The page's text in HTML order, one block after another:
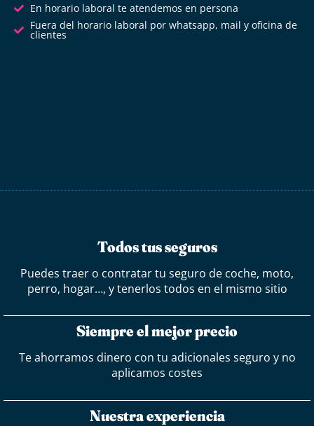
En horario laboral te atendemos en persona
Fuera del horario laboral por whatsapp, mail y oficina de
clientes
Todos tus seguros
Puedes traer o contratar tu seguro de coche, moto,
perro, hogar…, y tenerlos todos en el mismo sitio
Siempre el mejor precio
Te ahorramos dinero con tu adicionales seguro y no
aplicamos costes
Nuestra experiencia